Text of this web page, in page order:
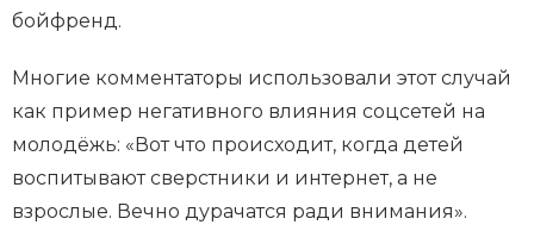
бойфренд.
Многие комментаторы использовали этот случай
как пример негативного влияния соцсетей на
молодёжь: «Вот что происходит, когда детей
воспитывают сверстники и интернет, а не
взрослые. Вечно дурачатся ради внимания».